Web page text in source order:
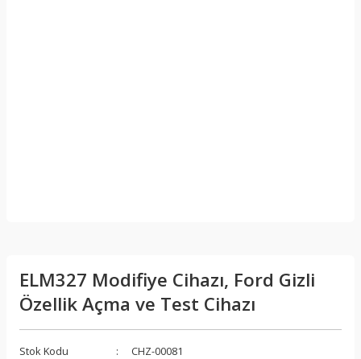
ELM327 Modifiye Cihazı, Ford Gizli
Özellik Açma ve Test Cihazı
Stok Kodu
CHZ-00081